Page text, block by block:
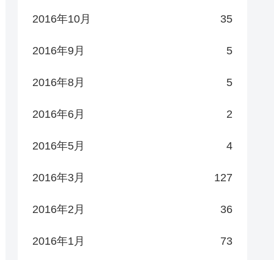
2016年10月 35
2016年9月 5
2016年8月 5
2016年6月 2
2016年5月 4
2016年3月 127
2016年2月 36
2016年1月 73